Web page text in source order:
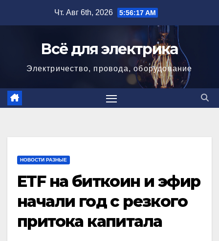
Чт. Авг 6th, 2026 5:56:18 AM
Всё для электрика
Электричество, провода, оборудование
НОВОСТИ РАЗНЫЕ
ETF на биткоин и эфир
начали год с резкого
притока капитала